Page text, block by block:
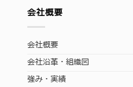
会社概要
会社概要
会社沿革・組織図
強み・実績